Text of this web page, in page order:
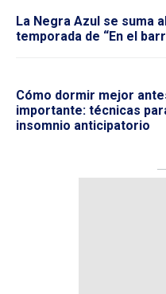
La Negra Azul se suma
temporada de “En el
Cómo dormir mejor
importante: técnicas
insomnio anticipatorio